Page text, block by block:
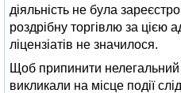
діяльність не була
роздрібну торгівлю за цією
ліцензіатів не значилося.
Щоб припинити нелегальний
викликали на місце події